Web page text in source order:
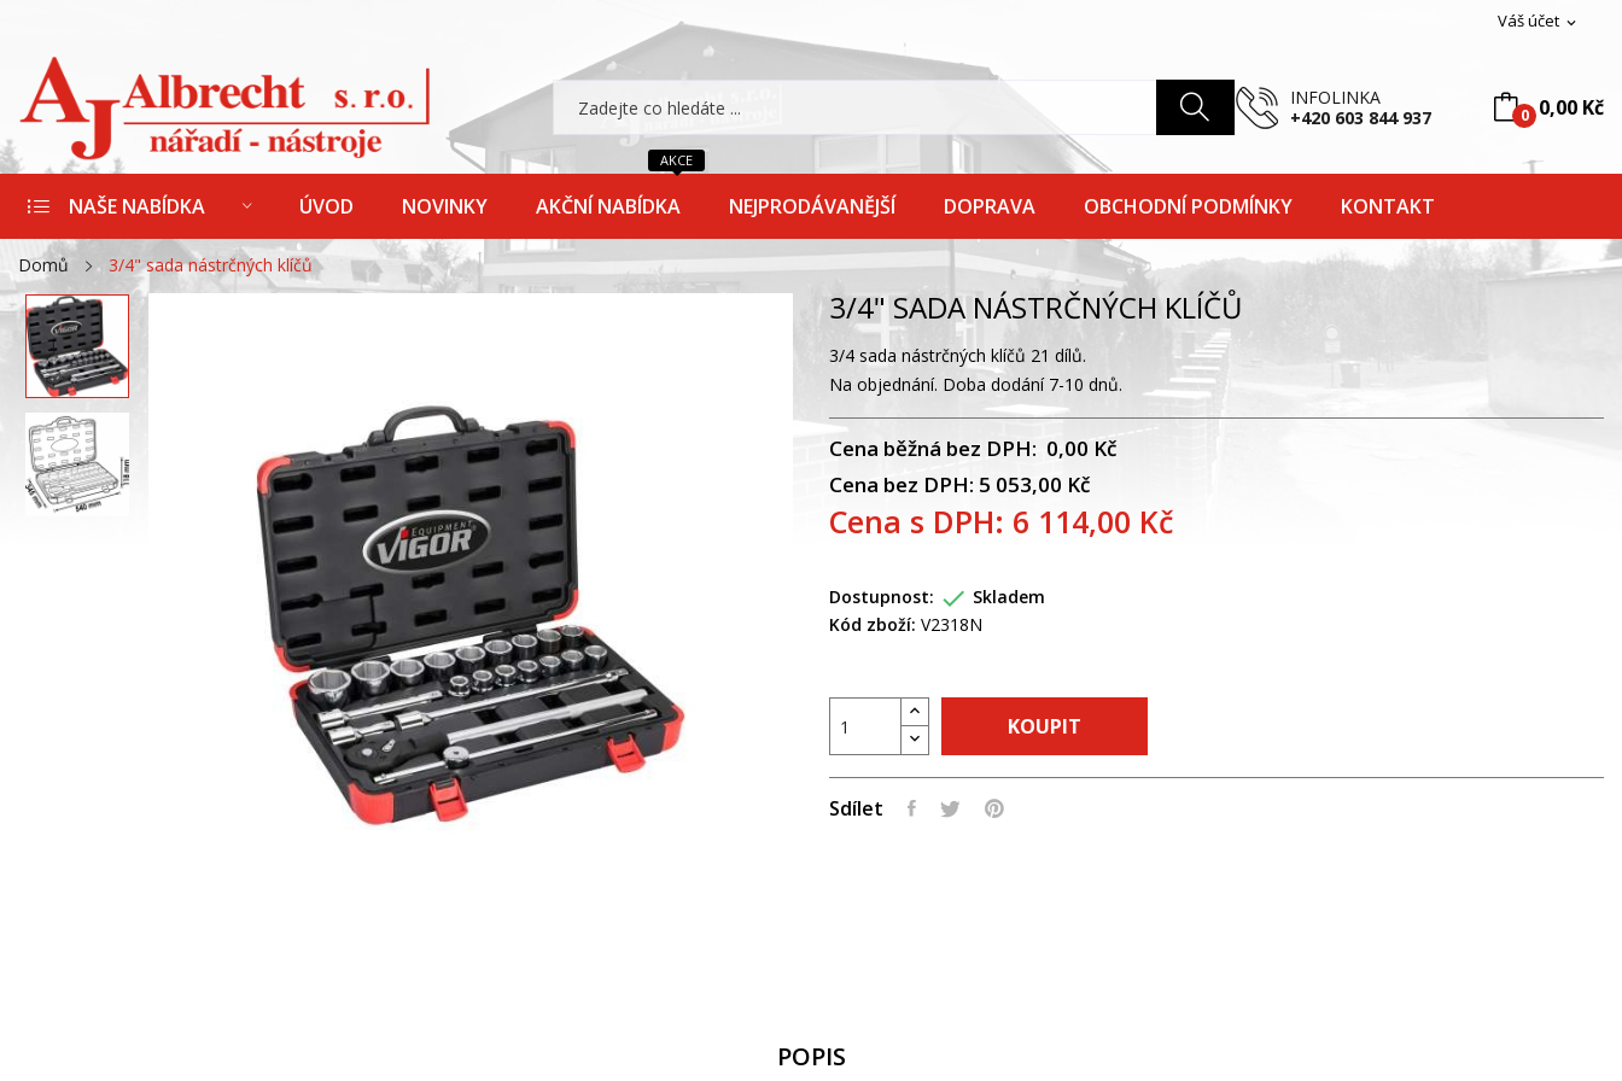
Váš účet expand_more
0 0,00 Kč
INFOLINKA
+420 603 844 937
NAŠE NABÍDKA ÚVOD NOVINKY AKČNÍ NABÍDKA
AKCE
NEJPRODÁVANĚJŠÍ DOPRAVA OBCHODNÍ PODMÍNKY KONTAKT
Domů 3/4" sada nástrčných klíčů
3/4" SADA NÁSTRČNÝCH KLÍČŮ
3/4 sada nástrčných klíčů 21 dílů.
Na objednání. Doba dodání 7-10 dnů.
Cena běžná bez DPH: 0,00 Kč
Cena bez DPH: 5 053,00 Kč
Cena s DPH: 6 114,00 Kč
Dostupnost:  Skladem
Kód zboží: V2318N
KOUPIT
Sdílet
POPIS